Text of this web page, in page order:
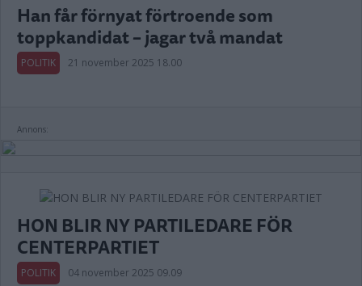
Han får förnyat förtroende som
toppkandidat – jagar två mandat
POLITIK 21 november 2025 18.00
Annons:
HON BLIR NY PARTILEDARE FÖR
CENTERPARTIET
POLITIK 04 november 2025 09.09